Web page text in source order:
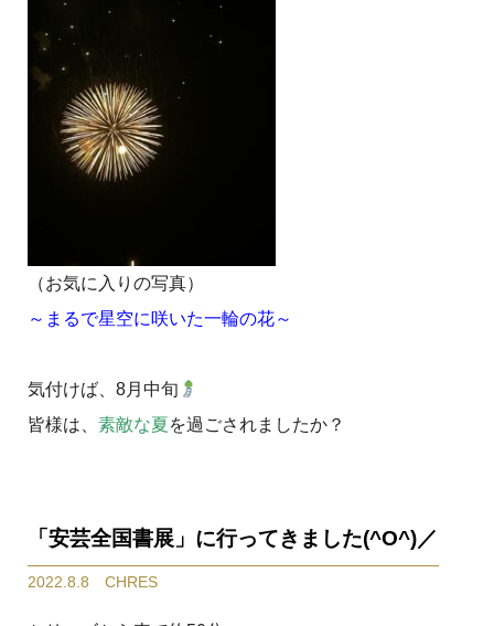
（お気に入りの写真）
～まるで星空に咲いた一輪の花～
気付けば、8月中旬
皆様は、 素敵な夏を過ごされましたか？
「安芸全国書展」に行ってきました(^O^)／
2022.8.8 CHRES